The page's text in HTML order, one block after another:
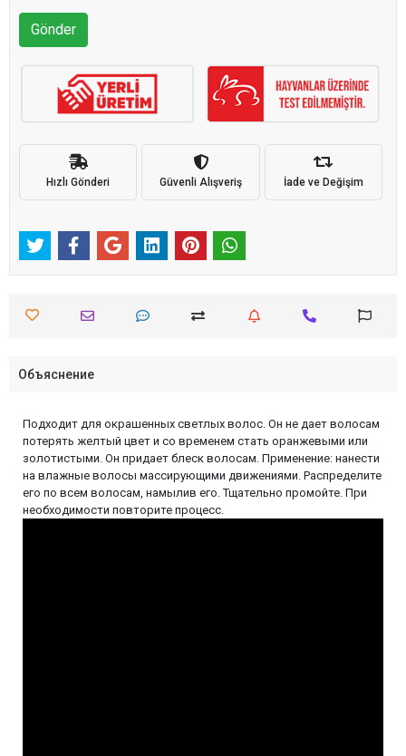
Gönder
Hızlı Gönderi Güvenli Alışveriş İade ve Değişim
Объяснение
Подходит для окрашенных светлых волос. Он не дает волосам
потерять желтый цвет и со временем стать оранжевыми или
золотистыми. Он придает блеск волосам. Применение: нанести
на влажные волосы массирующими движениями. Распределите
его по всем волосам, намылив его. Тщательно промойте. При
необходимости повторите процесс.